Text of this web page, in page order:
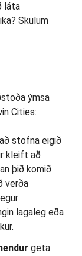
láta
Skulum
ýmsa
Cities:
stofna eigið
kleift að
þið komið
verða
lagaleg eða
geta